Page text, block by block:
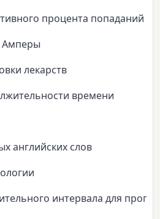
процента попаданий
Амперы
лекарств
времени
английских слов
интервала для